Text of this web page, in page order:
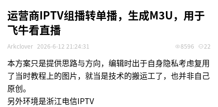
运营商IPTV组播转单播，生成M3U，用于
飞牛看直播
Arkclover 2026-6-12 21:24:31 8596 22
本方案只是提供思路与方向，编辑时出于自身隐私考虑复用
了当时教程上的图片，就当是技术的搬运工了，也并非自己
原创。
另外环境是浙江电信IPTV